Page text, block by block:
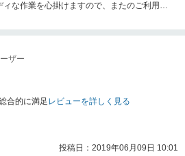
な作業を心掛けますので、またのご利用お
ザー
合的に満足 レビューを詳しく見る
投稿日：2019年06月09日 10:01